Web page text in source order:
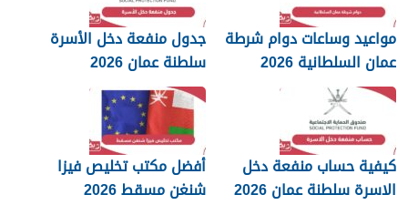
مواعيد وساعات دوام شرطة
عمان السلطانية 2026
جدول منفعة دخل الأسرة
سلطنة عمان 2026
كيفية حساب منفعة دخل
الاسرة سلطنة عمان 2026
أفضل مكتب تخليص فيزا
شنغن مسقط 2026